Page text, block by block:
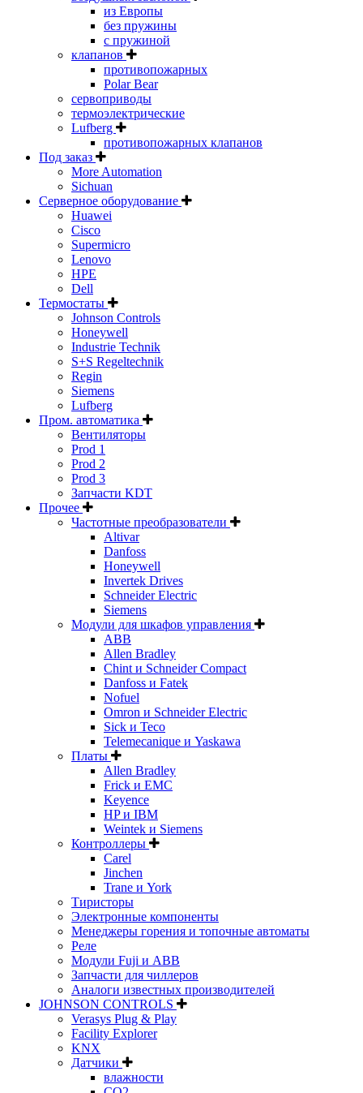
из Европы
без пружины
с пружиной
клапанов
противопожарных
Polar Bear
сервоприводы
термоэлектрические
Lufberg
противопожарных клапанов
Под заказ
More Automation
Sichuan
Серверное оборудование
Huawei
Cisco
Supermicro
Lenovo
HPE
Dell
Термостаты
Johnson Controls
Honeywell
Industrie Technik
S+S Regeltechnik
Regin
Siemens
Lufberg
Пром. автоматика
Вентиляторы
Prod 1
Prod 2
Prod 3
Запчасти KDT
Прочее
Частотные преобразователи
Altivar
Danfoss
Honeywell
Invertek Drives
Schneider Electric
Siemens
Модули для шкафов управления
ABB
Allen Bradley
Chint и Schneider Compact
Danfoss и Fatek
Nofuel
Omron и Schneider Electric
Sick и Teco
Telemecanique и Yaskawa
Платы
Allen Bradley
Frick и EMC
Keyence
HP и IBM
Weintek и Siemens
Контроллеры
Carel
Jinchen
Trane и York
Тиристоры
Электронные компоненты
Менеджеры горения и топочные автоматы
Реле
Модули Fuji и ABB
Запчасти для чиллеров
Аналоги известных производителей
JOHNSON CONTROLS
Verasys Plug & Play
Facility Explorer
KNX
Датчики
влажности